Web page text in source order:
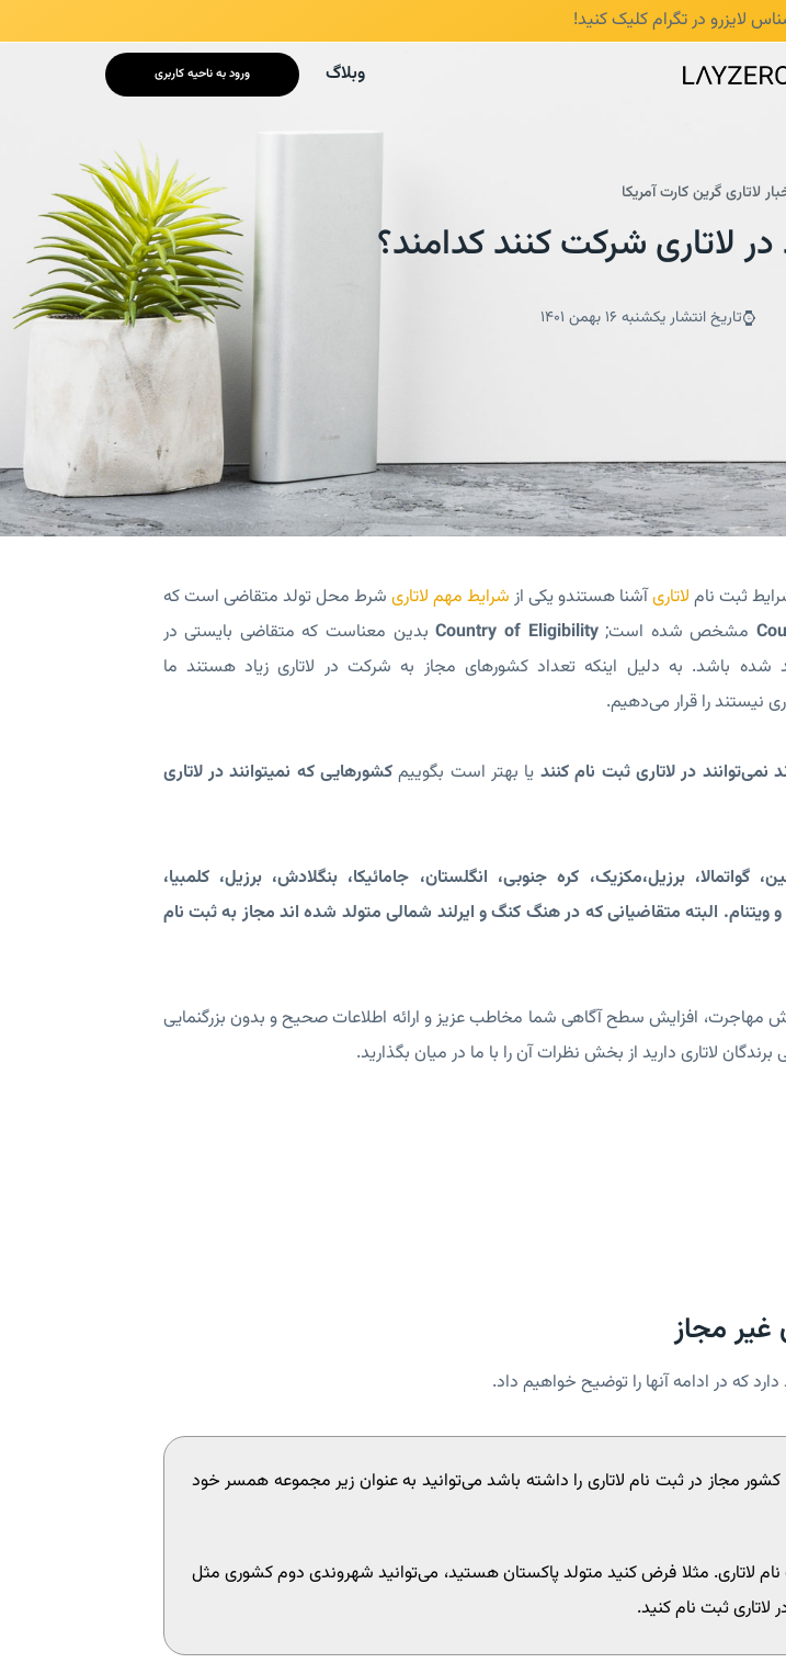
لایزرو در تگرامکلیک کنید!
وبلاگ ورود به ناحیه کاربری
لاتاری گرین کارت آمریکا
لاتاری شرکت کنند کدامند؟
تاریخ انتشار یکشنبه 16 بهمن 1401
ثبت نام لاتاریآشنا هستندو یکی از شرایط مهم لاتاری شرط محل تولد متقاضی است که
مشخص شده است;Country of Eligibilityبدین معناست که متقاضی بایستی در
شده باشد. به دلیل اینکه تعداد کشورهای مجاز به شرکت در لاتاری زیاد هستند ما
نیستند را قرار می‌دهیم.
در لاتاری ثبت نام کنند یا بهتر است بگوییمکشورهایی که نمیتوانند در لاتاری
گواتمالا، برزیل،مکزیک، کره جنوبی، انگلستان، جامائیکا، بنگلادش، برزیل، کلمبیا،
و ویتنام. البته متقاضیانی که در هنگ کنگ و ایرلند شمالی متولد شده اند مجاز به ثبت نام
مهاجرت، افزایش سطح آگاهی شما مخاطب عزیز و ارائه اطلاعات صحیح و بدون بزرگنمایی
لاتاری دارید از بخش نظرات آن را با ما در میان بگذارید.
مجاز
که در ادامه آنها را توضیح خواهیم داد.
مجاز در ثبت نام لاتاری را داشته باشد می‌توانید به عنوان زیر مجموعه همسر خود
لاتاری. مثلا فرض کنید متولد پاکستان هستید، می‌توانید شهروندی دوم کشوری مثل
لاتاری ثبت نام کنید.